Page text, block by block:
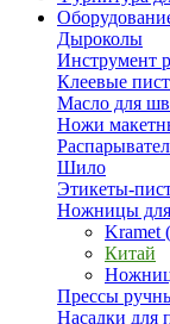
Дыроколы
Инструмент
Клеевые
Масло для
Ножи
Шило
Этикеты-
Ножницы для
Kramet
Китай
Прессы
Насадки для